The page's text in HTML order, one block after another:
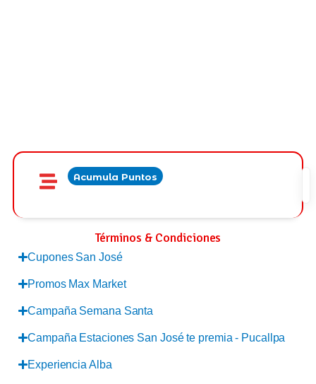
Acumula Puntos
Términos & Condiciones
Cupones San José
Promos Max Market
Campaña Semana Santa
Campaña Estaciones San José te premia - Pucallpa
Experiencia Alba